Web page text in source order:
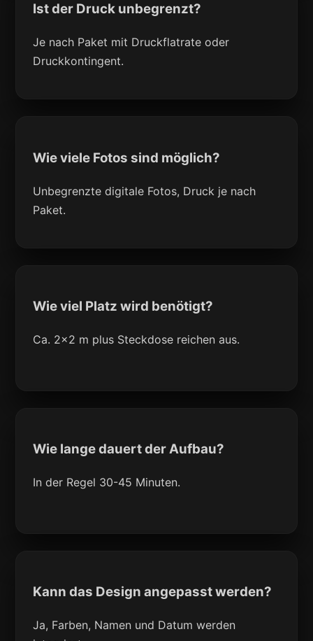
Ist der Druck unbegrenzt?
Je nach Paket mit Druckflatrate oder
Druckkontingent.
Wie viele Fotos sind möglich?
Unbegrenzte digitale Fotos, Druck je nach
Paket.
Wie viel Platz wird benötigt?
Ca. 2x2 m plus Steckdose reichen aus.
Wie lange dauert der Aufbau?
In der Regel 30-45 Minuten.
Kann das Design angepasst werden?
Ja, Farben, Namen und Datum werden